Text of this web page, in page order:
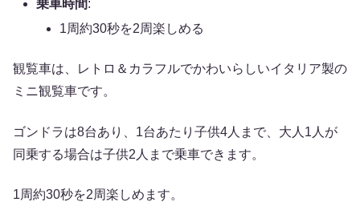
乗車時間:
1周約30秒を2周楽しめる
観覧車は、レトロ＆カラフルでかわいらしいイタリア製の
ミニ観覧車です。
ゴンドラは8台あり、1台あたり子供4人まで、大人1人が
同乗する場合は子供2人まで乗車できます。
1周約30秒を2周楽しめます。